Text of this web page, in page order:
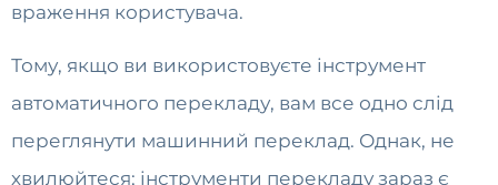
враження користувача.
Тому, якщо ви використовуєте інструмент
автоматичного перекладу, вам все одно слід
переглянути машинний переклад. Однак, не
хвилюйтеся; інструменти перекладу зараз є